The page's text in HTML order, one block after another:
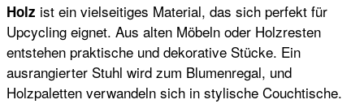
Holz ist ein vielseitiges Material, das sich perfekt für
Upcycling eignet. Aus alten Möbeln oder Holzresten
entstehen praktische und dekorative Stücke. Ein
ausrangierter Stuhl wird zum Blumenregal, und
Holzpaletten verwandeln sich in stylische Couchtische.